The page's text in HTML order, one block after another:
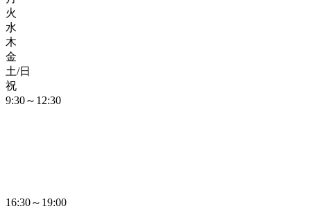
火
水
木
金
土/日
祝
9:30～12:30
16:30～19:00